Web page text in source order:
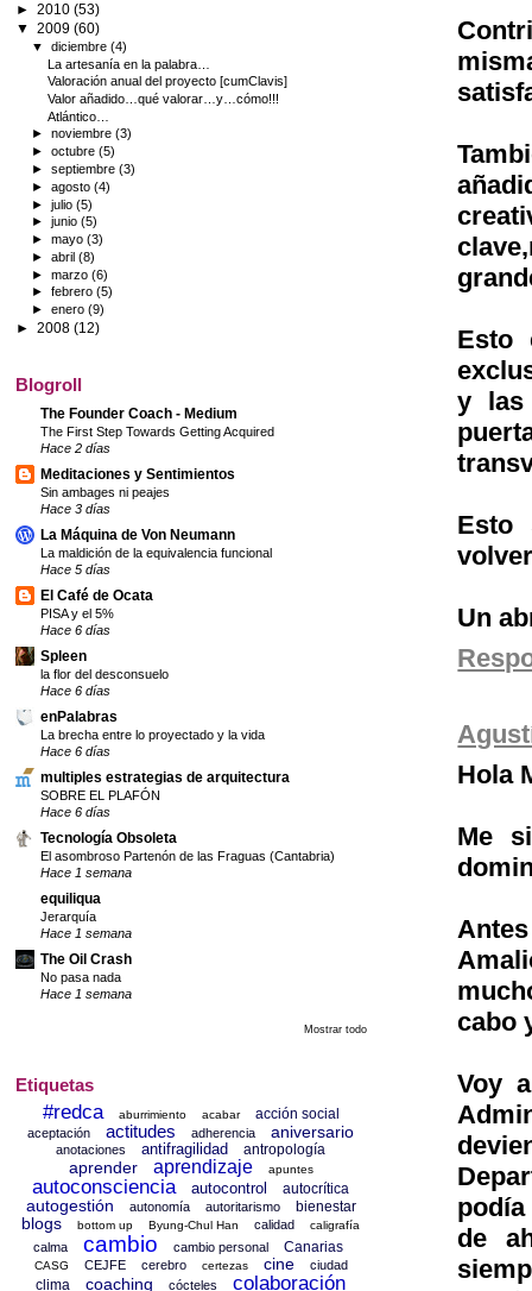
Esto
y las
Esto
Un
Hola
Me
cabo
Voy
de
► 2010 (53)
▼ 2009 (60)
▼diciembre(4)
La artesanía en la palabra…
Valoración anual del proyecto [cumClavis]
Valor añadido…qué valorar…y…cómo!!!
Atlántico…
►noviembre(3)
►octubre(5)
►septiembre(3)
►agosto(4)
►julio(5)
►junio(5)
►mayo(3)
►abril(8)
►marzo(6)
►febrero(5)
►enero(9)
► 2008 (12)
Blogroll
The Founder Coach - Medium
The First Step Towards Getting Acquired
Hace 2 días
Meditaciones y Sentimientos
Sin ambages ni peajes
Hace 3 días
La Máquina de Von Neumann
La maldición de la equivalencia funcional
Hace 5 días
El Café de Ocata
PISA y el 5%
Hace 6 días
Spleen
la flor del desconsuelo
Hace 6 días
enPalabras
La brecha entre lo proyectado y la vida
Hace 6 días
multiples estrategias de arquitectura
SOBRE EL PLAFÓN
Hace 6 días
Tecnología Obsoleta
El asombroso Partenón de las Fraguas (Cantabria)
Hace 1 semana
equiliqua
Jerarquía
Hace 1 semana
The Oil Crash
No pasa nada
Hace 1 semana
Mostrar todo
Etiquetas
#redca aburrimiento acabar acción social
aceptación actitudes adherencia aniversario
anotaciones antifragilidad antropología
aprender aprendizaje apuntes
autoconsciencia autocontrol autocrítica
autogestión autonomía autoritarismo bienestar
blogs bottom up Byung-Chul Han calidad caligrafía
calma cambio cambio personal Canarias
CASG CEJFE cerebro certezas cine ciudad
clima coaching cócteles colaboración